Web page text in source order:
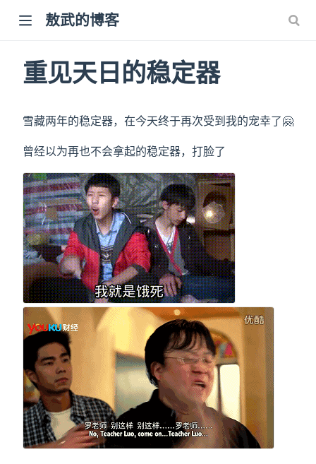
敖武的博客
重见天日的稳定器
雪藏两年的稳定器，在今天终于再次受到我的宠幸了🤗
曾经以为再也不会拿起的稳定器，打脸了